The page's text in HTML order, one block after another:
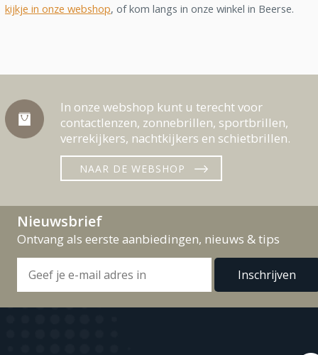
kijkje in onze webshop, of kom langs in onze winkel in Beerse.
In onze webshop kunt u terecht voor
contactlenzen, zonnebrillen, sportbrillen,
verrekijkers, nachtkijkers en schietbrillen.
NAAR DE WEBSHOP
Nieuwsbrief
Ontvang als eerste aanbiedingen, nieuws & tips